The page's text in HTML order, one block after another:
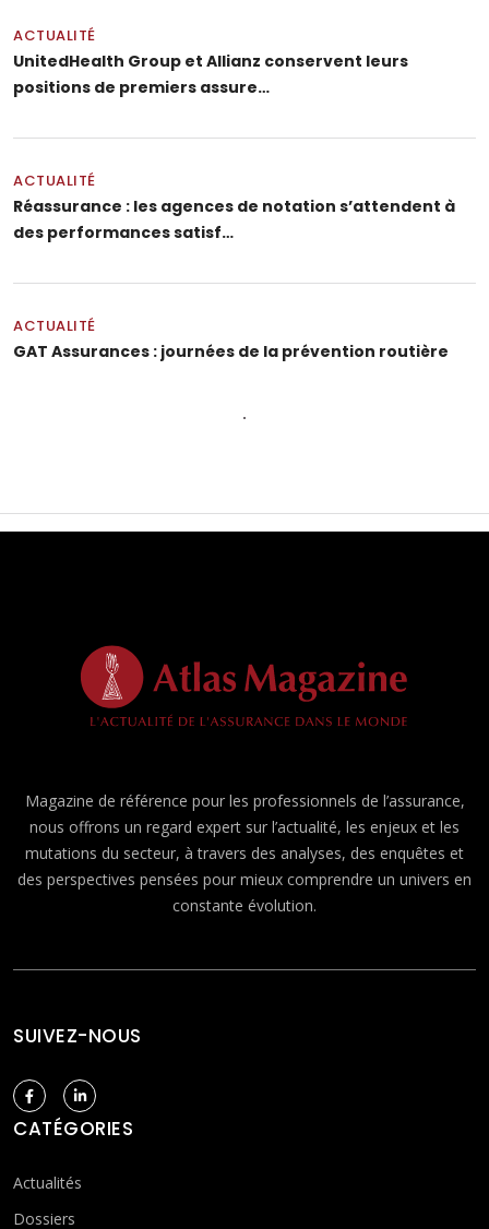
ACTUALITÉ
UnitedHealth Group et Allianz conservent leurs
positions de premiers assure…
ACTUALITÉ
Réassurance : les agences de notation s’attendent à
des performances satisf…
ACTUALITÉ
GAT Assurances : journées de la prévention routière
Magazine de référence pour les professionnels de l’assurance,
nous offrons un regard expert sur l’actualité, les enjeux et les
mutations du secteur, à travers des analyses, des enquêtes et
des perspectives pensées pour mieux comprendre un univers en
constante évolution.
SUIVEZ-NOUS
CATÉGORIES
Actualités
Dossiers